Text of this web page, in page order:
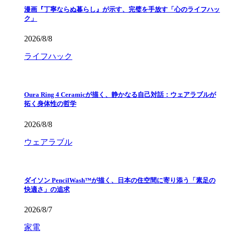
漫画『丁寧ならぬ暮らし』が示す、完璧を手放す「心のライフハッ
ク」
2026/8/8
ライフハック
Oura Ring 4 Ceramicが描く、静かなる自己対話：ウェアラブルが
拓く身体性の哲学
2026/8/8
ウェアラブル
ダイソン PencilWash™が描く、日本の住空間に寄り添う「素足の
快適さ」の追求
2026/8/7
家電